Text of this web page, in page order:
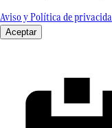
Aviso y Política de
Aceptar